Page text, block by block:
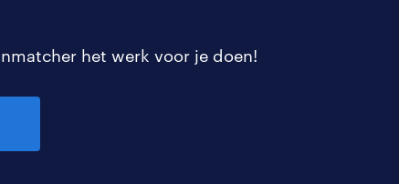
het werk voor je doen!